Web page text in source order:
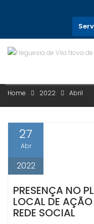
Home 2022 Abril
27
Abr
2022
PRESENÇA NO
LOCAL DE
REDE SOCIAL